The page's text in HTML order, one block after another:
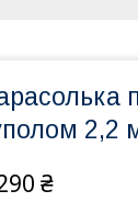
2,2
₴